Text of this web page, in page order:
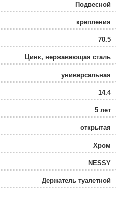
Подвесной
крепления
70.5
Цинк, нержавеющая сталь
универсальная
14.4
5 лет
открытая
Хром
NESSY
Держатель туалетной
бумаги